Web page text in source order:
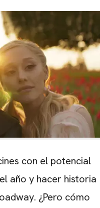
con el potencial
año y hacer historia
¿Pero cómo